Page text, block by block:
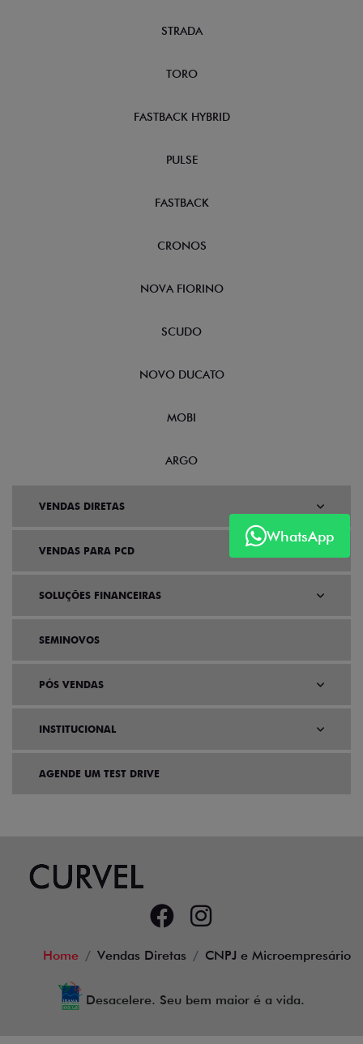
WhatsApp
STRADA
TORO
FASTBACK HYBRID
PULSE
FASTBACK
CRONOS
NOVA FIORINO
SCUDO
NOVO DUCATO
MOBI
ARGO
VENDAS DIRETAS
VENDAS PARA PCD
SOLUÇÕES FINANCEIRAS
SEMINOVOS
PÓS VENDAS
INSTITUCIONAL
AGENDE UM TEST DRIVE
Home Vendas Diretas CNPJ e Microempresário
Desacelere. Seu bem maior é a vida.